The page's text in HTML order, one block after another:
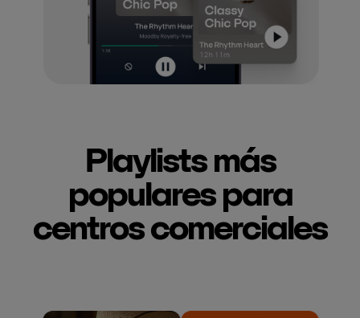
Playlists más
populares para
centros comerciales